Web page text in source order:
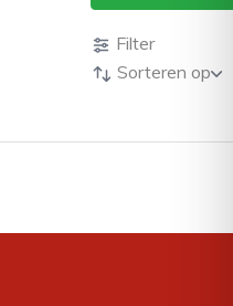
Filter
Sorteren op